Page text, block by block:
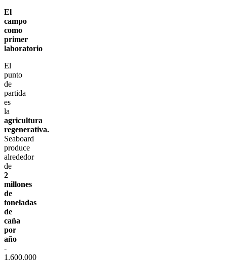
El
campo
como
primer
laboratorio
El
punto
de
partida
es
la
agricultura
regenerativa.
Seaboard
produce
alrededor
de
2
millones
de
toneladas
de
caña
por
año
-
1.600.000